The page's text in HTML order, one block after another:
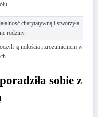
charytatywną i stworzyła
rodziny.
ją miłością i zrozumieniem w
sobie z